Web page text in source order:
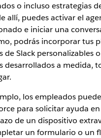
o incluso estrategias
allí, puedes activar el
e iniciar una
podrás incorporar tus
de Slack personalizables
desarrollados a medida,
los empleados
para solicitar ayuda
de un dispositivo
un formulario o un